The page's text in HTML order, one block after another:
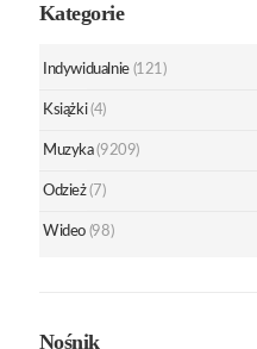
Kategorie
Indywidualnie (121)
Książki (4)
Muzyka (9209)
Odzież (7)
Wideo (98)
Nośnik